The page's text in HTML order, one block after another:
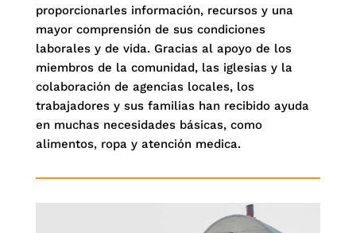
proporcionarles información, recursos y una
mayor comprensión de sus condiciones
laborales y de vida. Gracias al apoyo de los
miembros de la comunidad, las iglesias y la
colaboración de agencias locales, los
trabajadores y sus familias han recibido ayuda
en muchas necesidades básicas, como
alimentos, ropa y atención medica.